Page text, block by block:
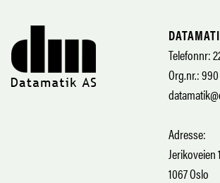
Telefonnr:
Org.nr.: 990
Adresse:
Jerikoveien
1067 Oslo